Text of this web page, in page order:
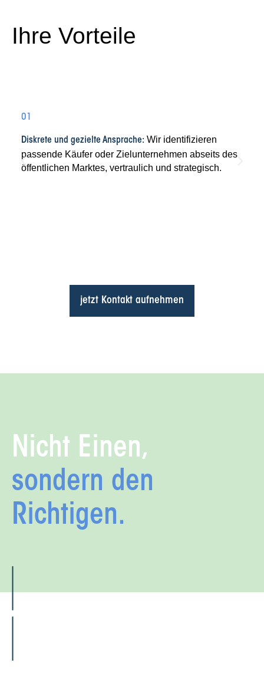
Ihre Vorteile
01
Diskrete und gezielte Ansprache: Wir identifizieren
passende Käufer oder Zielunternehmen abseits des
öffentlichen Marktes, vertraulich und strategisch.
jetzt Kontakt aufnehmen
Nicht Einen,
sondern den
Richtigen.